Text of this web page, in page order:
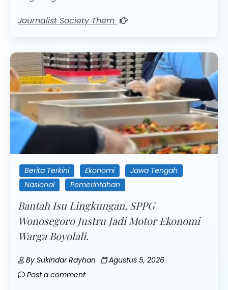
Journalist Society Them
Berita Terkini Ekonomi
Jawa Tengah
Nasional
Pemerintahan
Bantah Isu Lingkungan, SPPG
Wonosegoro Justru Jadi Motor Ekonomi
Warga Boyolali.
BySukindar Rayhan
Agustus 5, 2026
Post a comment